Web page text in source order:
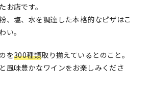
お店です。
、塩、水を調達した本格的なピザはこ
い。
を300種類取り揃えているとのこと。
風味豊かなワインをお楽しみくださ